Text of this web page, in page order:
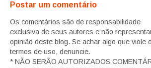
Postar um comentário
Os comentários são de responsabilidade
exclusiva de seus autores e não
opinião deste blog. Se achar algo que viole
termos de uso, denuncie.
* NÃO SERÃO AUTORIZADOS